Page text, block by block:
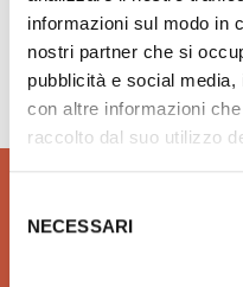
informazioni sul modo in
nostri partner che si
pubblicità e social
con altre informazioni
raccolto dal suo utilizzo
delNECESSARI
Hai bisogno di
dal Lunedì al